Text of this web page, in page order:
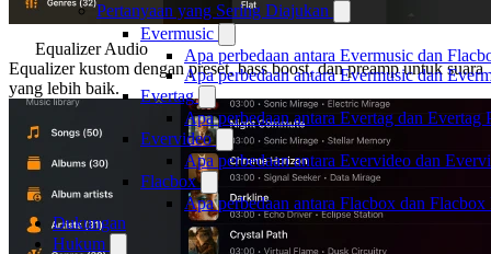
Pertanyaan yang Sering Diajukan
Evermusic
Apa perbedaan antara Evermusic dan
Apa perbedaan antara Evermusic dan
Evertag
Apa perbedaan antara Evertag dan Evertag
Evervideo
Apa perbedaan antara Evervideo dan
Flacbox
Apa perbedaan antara Flacbox dan Flacbox
Dukungan
Hukum
Equalizer Audio
Equalizer kustom dengan preset, bass boost, dan preamp untuk suara
yang lebih baik.